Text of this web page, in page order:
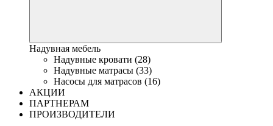
Надувная мебель
Надувные кровати (28)
Надувные матрасы (33)
Насосы для матрасов (16)
АКЦИИ
ПАРТНЕРАМ
ПРОИЗВОДИТЕЛИ